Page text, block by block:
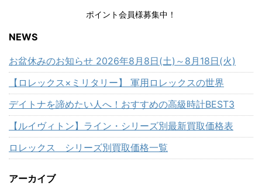
ポイント会員様募集中！
NEWS
お盆休みのお知らせ 2026年8月8日(土)～8月18日(火)
【ロレックス×ミリタリー】 軍用ロレックスの世界
デイトナを諦めたい人へ！おすすめの高級時計BEST3
【ルイヴィトン】ライン・シリーズ別最新買取価格表
ロレックス シリーズ別買取価格一覧
アーカイブ